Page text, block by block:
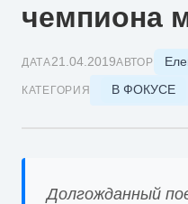
чемпиона
ДАТА21.04.2019АВТОР
КАТЕГОРИЯ В ФОКУСЕ
Долгожданный